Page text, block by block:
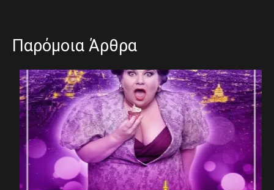
Παρόμοια Άρθρα